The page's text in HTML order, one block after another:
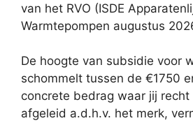
van het RVO (ISDE
Warmtepompen augustus
De hoogte van subsidie voor
schommelt tussen de €1750
concrete bedrag waar jij
afgeleid a.d.h.v. het merk,